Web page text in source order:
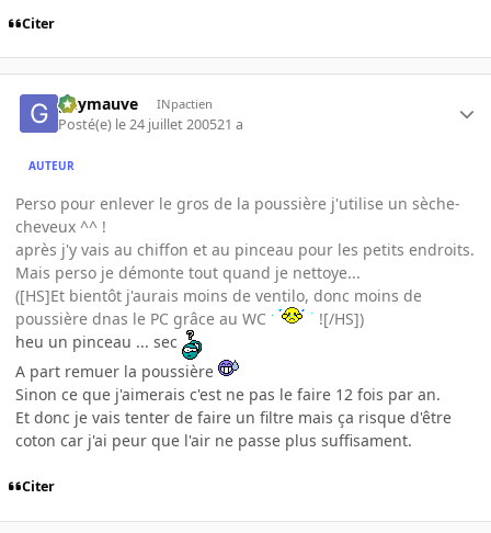
Citer
guymauve INpactien
Posté(e) le 24 juillet 200521 a
AUTEUR
Perso pour enlever le gros de la poussière j'utilise un sèche-
cheveux ^^ !
après j'y vais au chiffon et au pinceau pour les petits endroits.
Mais perso je démonte tout quand je nettoye...
([HS]Et bientôt j'aurais moins de ventilo, donc moins de
poussière dnas le PC grâce au WC
![/HS])
heu un pinceau ... sec
A part remuer la poussière
Sinon ce que j'aimerais c'est ne pas le faire 12 fois par an.
Et donc je vais tenter de faire un filtre mais ça risque d'être
coton car j'ai peur que l'air ne passe plus suffisament.
Citer